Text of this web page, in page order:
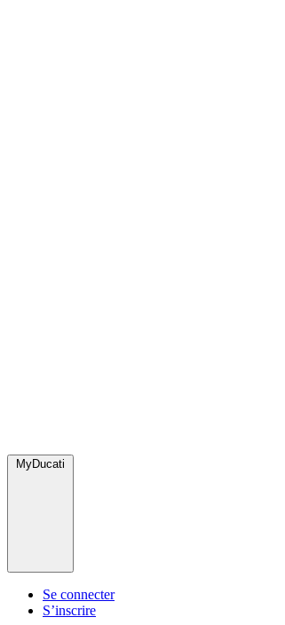
MyDucati
Se connecter
S’inscrire